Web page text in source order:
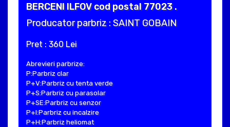
BERCENI ILFOV cod postal 77023 .
Producator parbriz : SAINT GOBAIN
Pret : 360 Lei
Abrevieri parbrize:
P:Parbriz clar
P+V:Parbriz cu tenta verde
P+S:Parbriz cu parasolar
P+SE:Parbriz cu senzor
P+I:Parbriz cu incalzire
P+H:Parbriz heliomat